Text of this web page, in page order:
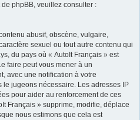
phpBB, veuillez consulter :
abusif, obscène, vulgaire,
sexuel ou tout autre contenu qui
du pays où « AutoIt Français » est
faire peut vous mener à un
avec une notification à votre
le jugeons nécessaire. Les adresses IP
pour aider au renforcement de ces
Français » supprime, modifie, déplace
nous estimons que cela est